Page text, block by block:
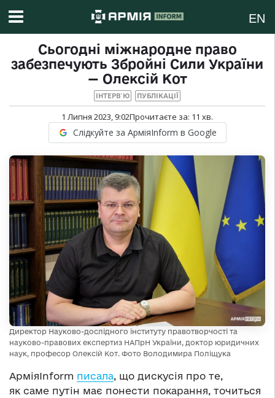
EN
Сьогодні міжнародне право
забезпечують Збройні Сили України
— Олексій Кот
ІНТЕРВ`Ю ПУБЛІКАЦІЇ
1 Липня 2023, 9:02Прочитаєте за: 11 хв.
Слідкуйте за АрміяInform в Google
Директор Науково-дослідного інституту правотворчості та
науково-правових експертиз НАПрН України, доктор юридичних
наук, професор Олексій Кот. Фото Володимира Поліщука
АрміяInform писала, що дискусія про те,
як саме путін має понести покарання, точиться